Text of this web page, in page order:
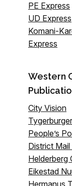
PE Express
UD Express
Komani-
Express
Western
City Vision
Tygerburger
People’s
District Mail
Helderberg
Eikestad